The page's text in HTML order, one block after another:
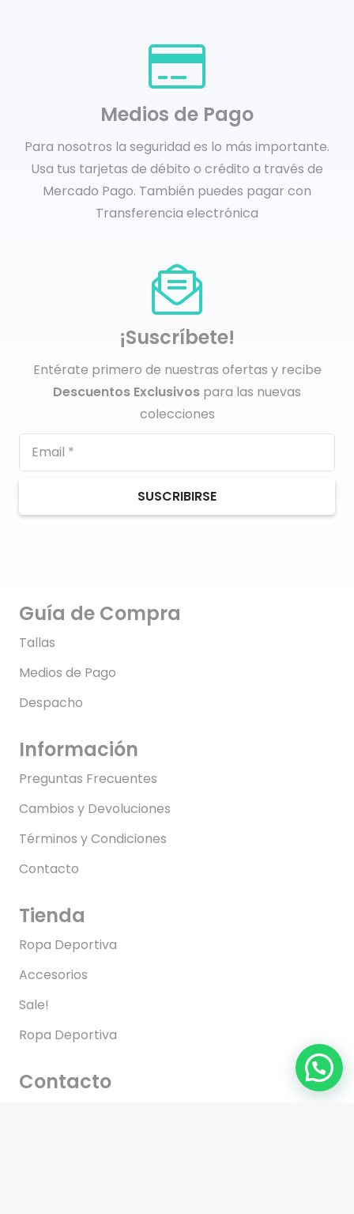
Medios de Pago
Para nosotros la seguridad es lo más importante.
Usa tus tarjetas de débito o crédito a través de
Mercado Pago. También puedes pagar con
Transferencia electrónica
¡Suscríbete!
Entérate primero de nuestras ofertas y recibe
Descuentos Exclusivos para las nuevas
colecciones
SUSCRIBIRSE
Guía de Compra
Tallas
Medios de Pago
Despacho
Información
Preguntas Frecuentes
Cambios y Devoluciones
Términos y Condiciones
Contacto
Tienda
Ropa Deportiva
Accesorios
Sale!
Ropa Deportiva
Contacto